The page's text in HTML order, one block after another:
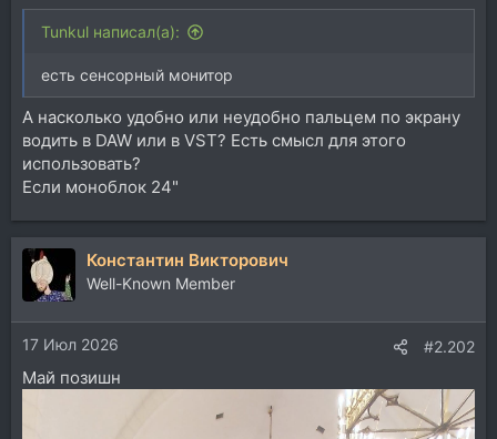
Tunkul написал(а):
есть сенсорный монитор
А насколько удобно или неудобно пальцем по экрану
водить в DAW или в VST? Есть смысл для этого
использовать?
Если моноблок 24"
Константин Викторович
Well-Known Member
17 Июл 2026 #2.202
Май позишн